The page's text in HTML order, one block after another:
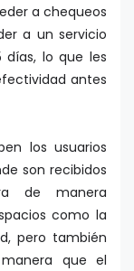
a chequeos
a un servicio
días, lo que les
antes
los usuarios
son recibidos
de manera
como la
pero también
que el